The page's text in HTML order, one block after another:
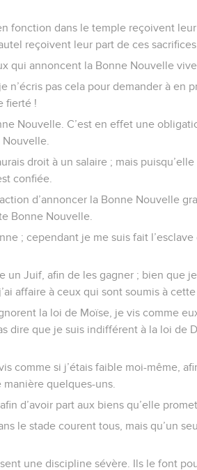
fonction dans le temple reçoivent
reçoivent leur part de ces sacrifices.
qui annoncent la Bonne Nouvelle
n’écris pas cela pour demander à en
fierté !
Nouvelle. C’est en effet une
droit à un salaire ; mais
confiée.
d’annoncer la Bonne Nouvelle
Bonne Nouvelle.
; cependant je me suis fait
un Juif, afin de les gagner ; bien que
affaire à ceux qui sont soumis à
la loi de Moïse, je vis comme
dire que je suis indifférent à la loi de
comme si j’étais faible moi-même,
quelques-uns.
d’avoir part aux biens qu’elle promet.
le stade courent tous, mais qu’un
une discipline sévère. Ils le font